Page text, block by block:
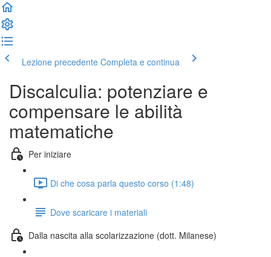
Lezione precedente Completa e continua
Discalculia: potenziare e
compensare le abilità
matematiche
Per iniziare
Di che cosa parla questo corso (1:48)
Dove scaricare i materiali
Dalla nascita alla scolarizzazione (dott. Milanese)